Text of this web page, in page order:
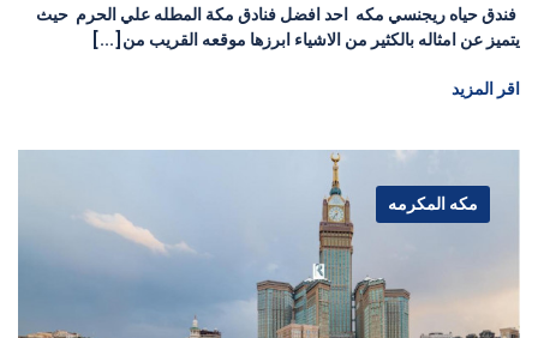
فندق حياه ريجنسي مكه احد افضل فنادق مكة المطله علي الحرم حيث
يتميز عن امثاله بالكثير من الاشياء ابرزها موقعه القريب من[...]
اقر المزيد
مكه المكرمه